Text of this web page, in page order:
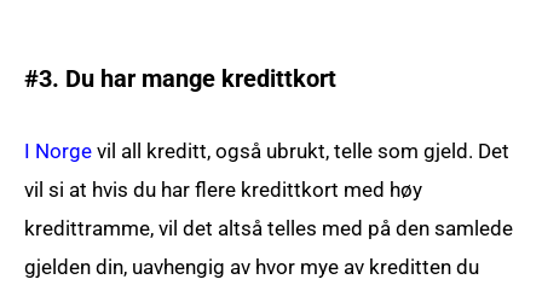
#3. Du har mange kredittkort
I Norge vil all kreditt, også ubrukt, telle som gjeld. Det
vil si at hvis du har flere kredittkort med høy
kredittramme, vil det altså telles med på den samlede
gjelden din, uavhengig av hvor mye av kreditten du